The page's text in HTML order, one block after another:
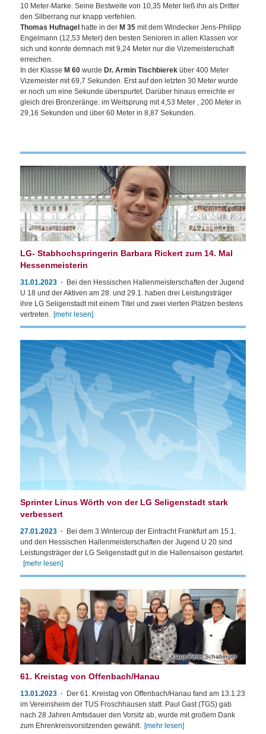
10 Meter-Marke. Seine Bestweite von 10,35 Meter ließ ihn als Dritter
den Silberrang nur knapp verfehlen.
Thomas Hufnagel hatte in der M 35 mit dem Windecker Jens-Philipp
Engelmann (12,53 Meter) den besten Senioren in allen Klassen vor
sich und konnte demnach mit 9,24 Meter nur die Vizemeisterschaft
erreichen.
In der Klasse M 60 wurde Dr. Armin Tischbierek über 400 Meter
Vizemeister mit 69,7 Sekunden. Erst auf den letzten 30 Meter wurde
er noch um eine Sekunde überspurtet. Darüber hinaus erreichte er
gleich drei Bronzeränge: im Weitsprung mit 4,53 Meter , 200 Meter in
29,16 Sekunden und über 60 Meter in 8,87 Sekunden.
LG- Stabhochspringerin Barbara Rickert zum 14. Mal
Hessenmeisterin
31.01.2023
Bei den Hessischen Hallenmeisterschaften der Jugend
U 18 und der Aktiven am 28. und 29.1. haben drei Leistungsträger
ihre LG Seligenstadt mit einem Titel und zwei vierten Plätzen bestens
vertreten. [mehr lesen]
Sprinter Linus Wörth von der LG Seligenstadt stark
verbessert
27.01.2023
Bei dem 3.Wintercup der Eintracht Frankfurt am 15.1.
und den Hessischen Hallenmeisterschaften der Jugend U 20 sind
Leistungsträger der LG Seligenstadt gut in die Hallensaison gestartet.
[mehr lesen]
Klaus-Peter Schabinger
61. Kreistag von Offenbach/Hanau
13.01.2023
Der 61. Kreistag von Offenbach/Hanau fand am 13.1.23
im Vereinsheim der TUS Froschhausen statt. Paul Gast (TGS) gab
nach 28 Jahren Amtsdauer den Vorsitz ab, wurde mit großem Dank
zum Ehrenkreisvorsitzenden gewählt. [mehr lesen]